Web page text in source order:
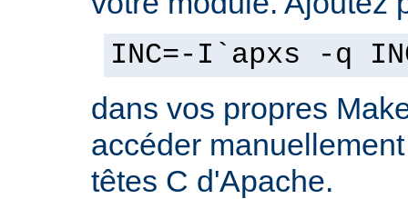
INC=-I`apxs -q
dans vos propres
accéder
têtes C d'Apache.